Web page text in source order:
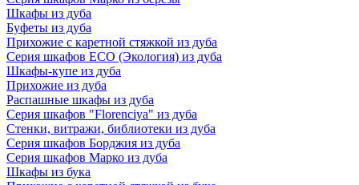
Шкафы из дуба
Буфеты из дуба
Прихожие с каретной стяжкой из дуба
Серия шкафов ECO (Экология) из дуба
Шкафы-купе из дуба
Прихожие из дуба
Распашные шкафы из дуба
Серия шкафов "Florenciya" из дуба
Стенки, витражи, библиотеки из дуба
Серия шкафов Борджия из дуба
Серия шкафов Марко из дуба
Шкафы из бука